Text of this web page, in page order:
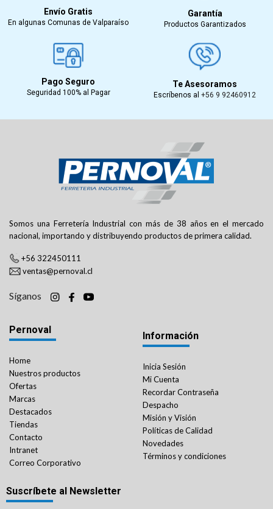
Envío Gratis
En algunas Comunas de Valparaíso
Garantía
Productos Garantizados
Pago Seguro
Seguridad 100% al Pagar
Te Asesoramos
Escríbenos al +56 9 92460912
Somos una Ferretería Industrial con más de 38 años en el mercado
nacional, importando y distribuyendo productos de primera calidad.
+56 322450111
ventas@pernoval.cl
Síganos
Pernoval
Home
Nuestros productos
Ofertas
Marcas
Destacados
Tiendas
Contacto
Intranet
Correo Corporativo
Información
Inicia Sesión
Mi Cuenta
Recordar Contraseña
Despacho
Misión y Visión
Políticas de Calidad
Novedades
Términos y condiciones
Suscríbete al Newsletter